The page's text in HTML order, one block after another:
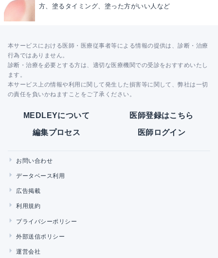
方、塗るタイミング、塗った方がいい人など
本サービスにおける医師・医療従事者等による情報の提供は、診断・治療
行為ではありません。
診断・治療を必要とする方は、適切な医療機関での受診をおすすめいたし
ます。
本サービス上の情報や利用に関して発生した損害等に関して、弊社は一切
の責任を負いかねますことをご了承ください。
MEDLEYについて 医師登録はこちら
編集プロセス 医師ログイン
お問い合わせ
データベース利用
広告掲載
利用規約
プライバシーポリシー
外部送信ポリシー
運営会社